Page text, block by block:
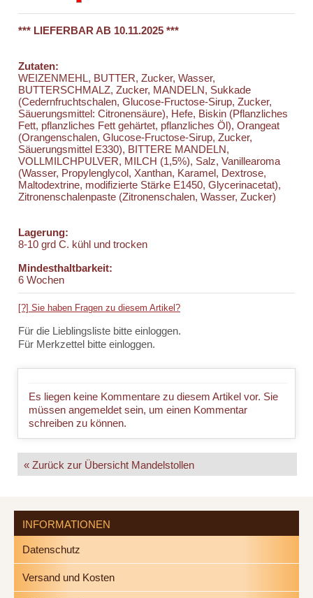
*** LIEFERBAR AB 10.11.2025 ***
Zutaten:
WEIZENMEHL, BUTTER, Zucker, Wasser,
BUTTERSCHMALZ, Zucker, MANDELN, Sukkade
(Cedernfruchtschalen, Glucose-Fructose-Sirup, Zucker,
Säuerungsmittel: Citronensäure), Hefe, Biskin (Pflanzliches
Fett, pflanzliches Fett gehärtet, pflanzliches Öl), Orangeat
(Orangenschalen, Glucose-Fructose-Sirup, Zucker,
Säuerungsmittel E330), BITTERE MANDELN,
VOLLMILCHPULVER, MILCH (1,5%), Salz, Vanillearoma
(Wasser, Propylenglycol, Xanthan, Karamel, Dextrose,
Maltodextrine, modifizierte Stärke E1450, Glycerinacetat),
Zitronenschalenpaste (Zitronenschalen, Wasser, Zucker)
Lagerung:
8-10 grd C. kühl und trocken
Mindesthaltbarkeit:
6 Wochen
[?] Sie haben Fragen zu diesem Artikel?
Für die Lieblingsliste bitte einloggen.
Für Merkzettel bitte einloggen.
Es liegen keine Kommentare zu diesem Artikel vor. Sie
müssen angemeldet sein, um einen Kommentar
schreiben zu können.
« Zurück zur Übersicht Mandelstollen
INFORMATIONEN
Datenschutz
Versand und Kosten